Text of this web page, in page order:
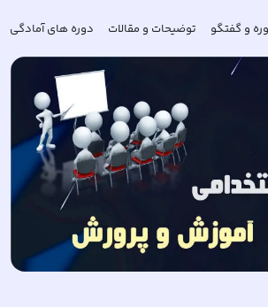
و گفتگو توضیحات و مقالات دوره های آمادگی